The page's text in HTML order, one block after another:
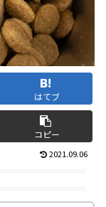
はてブ
コピー
2021.09.06